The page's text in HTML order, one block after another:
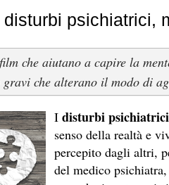
disturbi psichiatrici,
che aiutano a capire la
gravi che alterano il modo di
I disturbi psichiatrici
senso della realtà e
percepito dagli altri,
del medico